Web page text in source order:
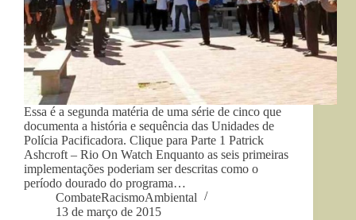
Essa é a segunda matéria de uma série de cinco que
documenta a história e sequência das Unidades de
Polícia Pacificadora. Clique para Parte 1 Patrick
Ashcroft – Rio On Watch Enquanto as seis primeiras
implementações poderiam ser descritas como o
período dourado do programa…
CombateRacismoAmbiental
13 de março de 2015